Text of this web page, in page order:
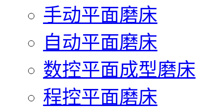
手动平面磨床
自动平面磨床
数控平面成型磨床
程控平面磨床